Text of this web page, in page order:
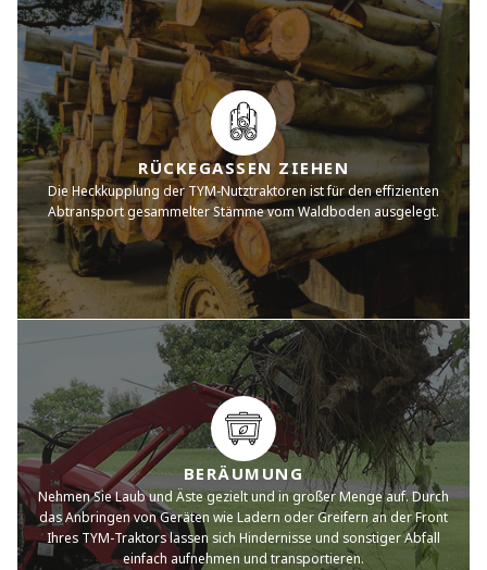
RÜCKEGASSEN ZIEHEN
Die Heckkupplung der TYM-Nutztraktoren ist für den effizienten
Abtransport gesammelter Stämme vom Waldboden ausgelegt.
BERÄUMUNG
Nehmen Sie Laub und Äste gezielt und in großer Menge auf. Durch
das Anbringen von Geräten wie Ladern oder Greifern an der Front
Ihres TYM-Traktors lassen sich Hindernisse und sonstiger Abfall
einfach aufnehmen und transportieren.